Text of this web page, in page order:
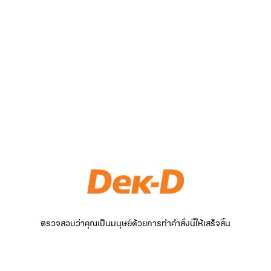
ตรวจสอบว่าคุณเป็นมนุษย์ด้วยการทำคำสั่งนี้ให้เสร็จสิ้น